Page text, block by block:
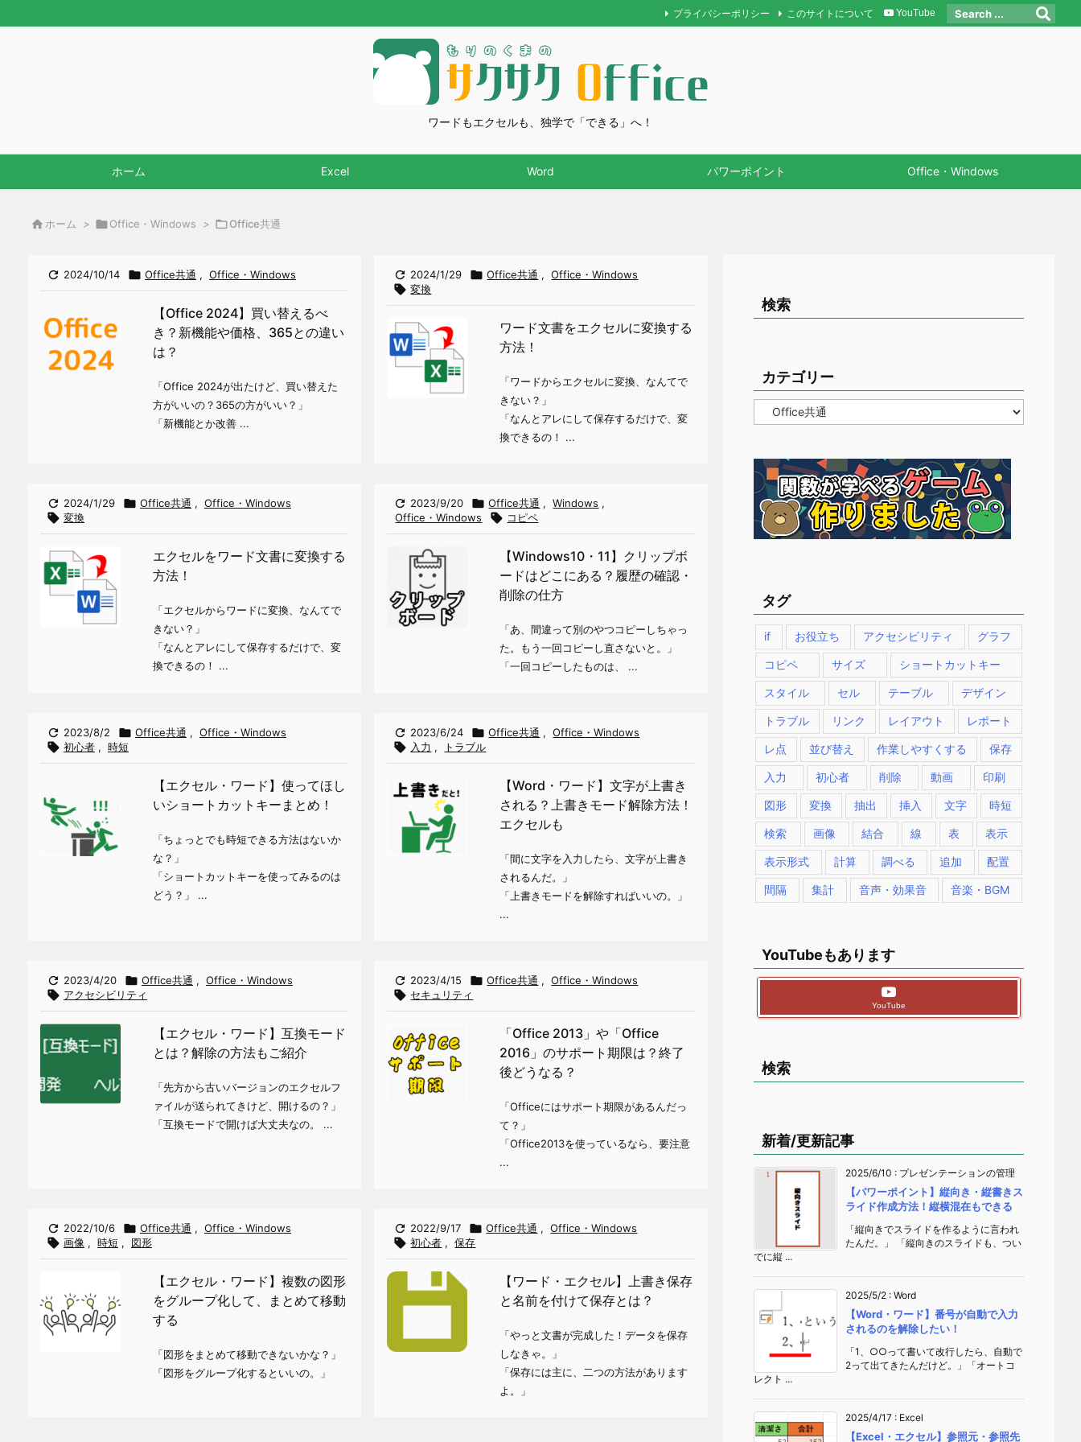
ワードもエクセルも、独学で「できる」へ！
ホーム Excel Word パワーポイント Office・Windows
プライバシーポリシー このサイトについて YouTube
 ホーム > Office・Windows > Office共通
 2024/10/14  Office共通 , Office・Windows
【Office 2024】買い替えるべ
き？新機能や価格、365との違い
は？
「Office 2024が出たけど、買い替えた
方がいいの？365の方がいい？」
「新機能とか改善 ...
 2024/1/29  Office共通 , Office・Windows
 変換
ワード文書をエクセルに変換する
方法！
「ワードからエクセルに変換、なんてで
きない？」
「なんとアレにして保存するだけで、変
換できるの！ ...
 2024/1/29  Office共通 , Office・Windows
 変換
エクセルをワード文書に変換する
方法！
「エクセルからワードに変換、なんてで
きない？」
「なんとアレにして保存するだけで、変
換できるの！ ...
 2023/9/20  Office共通 , Windows ,
Office・Windows
 コピペ
【Windows10・11】クリップボ
ードはどこにある？履歴の確認・
削除の仕方
「あ、間違って別のやつコピーしちゃっ
た。もう一回コピーし直さないと。」
「一回コピーしたものは、 ...
 2023/8/2  Office共通 , Office・Windows
 初心者 , 時短
【エクセル・ワード】使ってほし
いショートカットキーまとめ！
「ちょっとでも時短できる方法はないか
な？」
「ショートカットキーを使ってみるのは
どう？」 ...
 2023/6/24  Office共通 , Office・Windows
 入力 , トラブル
【Word・ワード】文字が上書き
される？上書きモード解除方法！
エクセルも
「間に文字を入力したら、文字が上書き
されるんだ。」
「上書きモードを解除すればいいの。」
...
 2023/4/20  Office共通 , Office・Windows
 アクセシビリティ
【エクセル・ワード】互換モード
とは？解除の方法もご紹介
「先方から古いバージョンのエクセルフ
ァイルが送られてきけど、開けるの？」
「互換モードで開けば大丈夫なの。 ...
 2023/4/15  Office共通 , Office・Windows
 セキュリティ
「Office 2013」や「Office
2016」のサポート期限は？終了
後どうなる？
「Officeにはサポート期限があるんだっ
て？」
「Office2013を使っているなら、要注意
...
 2022/10/6  Office共通 , Office・Windows
 画像 , 時短 , 図形
【エクセル・ワード】複数の図形
をグループ化して、まとめて移動
する
「図形をまとめて移動できないかな？」
「図形をグループ化するといいの。」
 2022/9/17  Office共通 , Office・Windows
 初心者 , 保存
【ワード・エクセル】上書き保存
と名前を付けて保存とは？
「やっと文書が完成した！データを保存
しなきゃ。」
「保存には主に、二つの方法があります
よ。」
検索
カテゴリー
ー
タグ
if お役立ち アクセシビリティ グラフ
コピペ サイズ ショートカットキー
スタイル セル テーブル デザイン
トラブル リンク レイアウト レポート
レ点 並び替え 作業しやすくする 保存
入力 初心者 削除 動画 印刷
図形 変換 抽出 挿入 文字 時短
検索 画像 結合 線 表 表示
表示形式 計算 調べる 追加 配置
間隔 集計 音声・効果音 音楽・BGM
YouTubeもあります
YouTube
検索
新着/更新記事
2025/6/10 : プレゼンテーションの管理
【パワーポイント】縦向き・縦書きス
ライド作成方法！縦横混在もできる
「縦向きでスライドを作るように言われ
たんだ。」 「縦向きのスライドも、つい
でに縦 ...
2025/5/2 : Word
【Word・ワード】番号が自動で入力
されるのを解除したい！
「1、○○って書いて改行したら、自動で
2って出てきたんだけど。」「オートコ
レクト ...
2025/4/17 : Excel
【Excel・エクセル】参照元・参照先